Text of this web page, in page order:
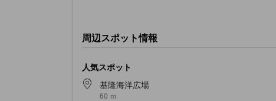
周辺スポット情報
人気スポット
基隆海洋広場
60 ｍ